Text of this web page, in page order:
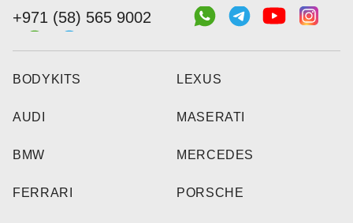
+971 (58) 565 9002
BODYKITS
AUDI
BMW
FERRARI
LEXUS
MASERATI
MERCEDES
PORSCHE